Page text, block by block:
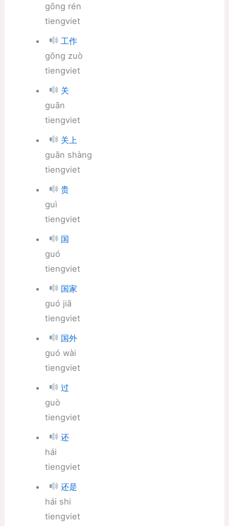
gōng rén
tiengviet
工作
gōng zuò
tiengviet
关
guān
tiengviet
关上
guān shàng
tiengviet
贵
guì
tiengviet
国
guó
tiengviet
国家
guó jiā
tiengviet
国外
guó wài
tiengviet
过
guò
tiengviet
还
hái
tiengviet
还是
hái shi
tiengviet